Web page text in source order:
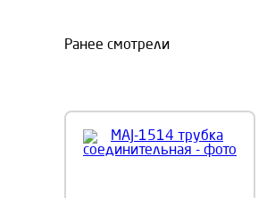
Ранее смотрели